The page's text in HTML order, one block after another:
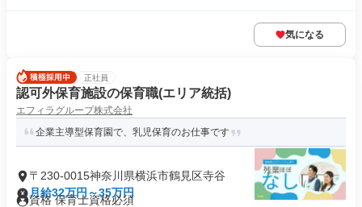
気になる
正社員
認可外保育施設の保育職(エリア統括)
エフィラグループ株式会社
企業主導型保育園で、乳児保育のお仕事です
〒230-0015神奈川県横浜市鶴見区寺谷
月給32万円～35万円
資格 保育士資格必須